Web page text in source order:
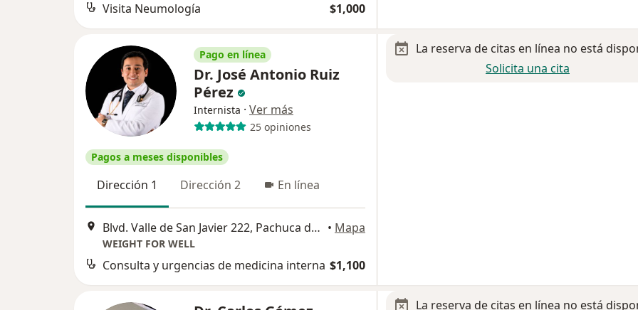
Visita Neumología $1,000
Pago en línea
Dr. José Antonio Ruiz
Pérez
Internista · Ver más
25 opiniones
Pagos a meses disponibles
Dirección 1 Dirección 2 En línea
Blvd. Valle de San Javier 222, Pachuca de Soto • Mapa
WEIGHT FOR WELL
Consulta y urgencias de medicina interna $1,100
La reserva de citas en línea no está
Solicita una cita
La reserva de citas en línea no está